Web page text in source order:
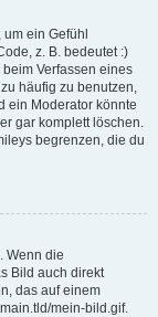
ein Gefühl
z. B. bedeutet :)
Verfassen eines
häufig zu benutzen,
ein Moderator könnte
gar komplett löschen.
begrenzen, die du
Wenn die
Bild auch direkt
das auf einem
mein-bild.gif.